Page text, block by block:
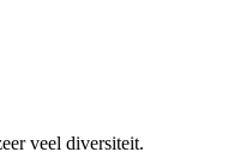
veel diversiteit.